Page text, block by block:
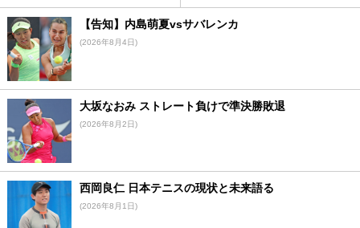
【告知】内島萌夏vsサバレンカ
(2026年8月4日)
大坂なおみ ストレート負けで準決勝敗退
(2026年8月2日)
西岡良仁 日本テニスの現状と未来語る
(2026年8月1日)